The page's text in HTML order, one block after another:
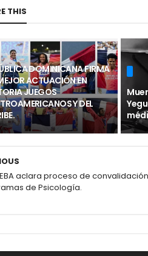
THIS
DOMINICANA FIRMA
ACTUACIÓN EN
JUEGOS
Y DEL
aclara proceso de
de Psicología.